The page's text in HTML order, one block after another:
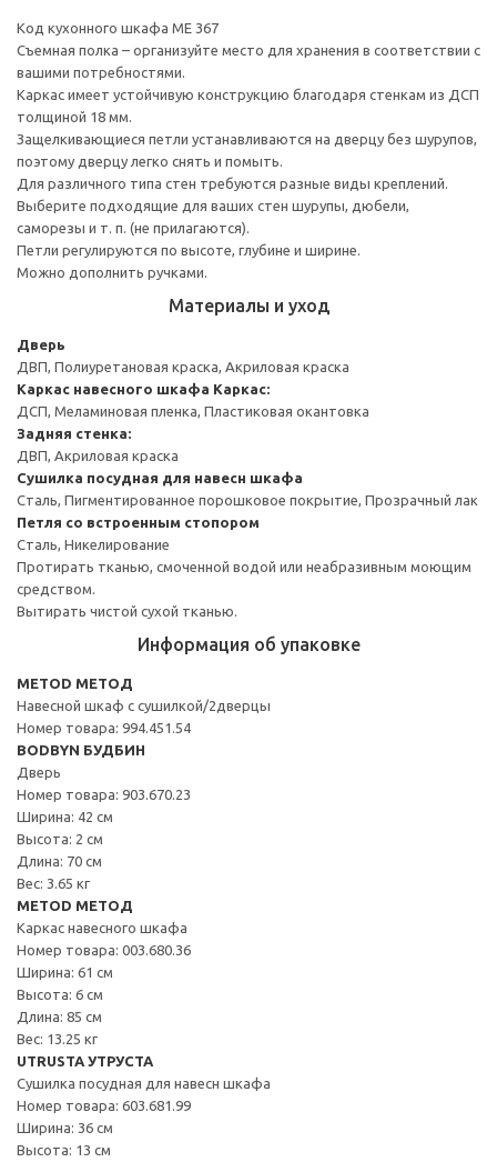
Код кухонного шкафа ME 367
Съемная полка – организуйте место для хранения в соответствии с
вашими потребностями.
Каркас имеет устойчивую конструкцию благодаря стенкам из ДСП
толщиной 18 мм.
Защелкивающиеся петли устанавливаются на дверцу без шурупов,
поэтому дверцу легко снять и помыть.
Для различного типа стен требуются разные виды креплений.
Выберите подходящие для ваших стен шурупы, дюбели,
саморезы и т. п. (не прилагаются).
Петли регулируются по высоте, глубине и ширине.
Можно дополнить ручками.
Материалы и уход
Дверь
ДВП, Полиуретановая краска, Акриловая краска
Каркас навесного шкафа Каркас:
ДСП, Меламиновая пленка, Пластиковая окантовка
Задняя стенка:
ДВП, Акриловая краска
Сушилка посудная для навесн шкафа
Сталь, Пигментированное порошковое покрытие, Прозрачный лак
Петля со встроенным стопором
Сталь, Никелирование
Протирать тканью, смоченной водой или неабразивным моющим
средством.
Вытирать чистой сухой тканью.
Информация об упаковке
METOD МЕТОД
Навесной шкаф с сушилкой/2дверцы
Номер товара: 994.451.54
BODBYN БУДБИН
Дверь
Номер товара: 903.670.23
Ширина: 42 см
Высота: 2 см
Длина: 70 см
Вес: 3.65 кг
METOD МЕТОД
Каркас навесного шкафа
Номер товара: 003.680.36
Ширина: 61 см
Высота: 6 см
Длина: 85 см
Вес: 13.25 кг
UTRUSTA УТРУСТА
Сушилка посудная для навесн шкафа
Номер товара: 603.681.99
Ширина: 36 см
Высота: 13 см